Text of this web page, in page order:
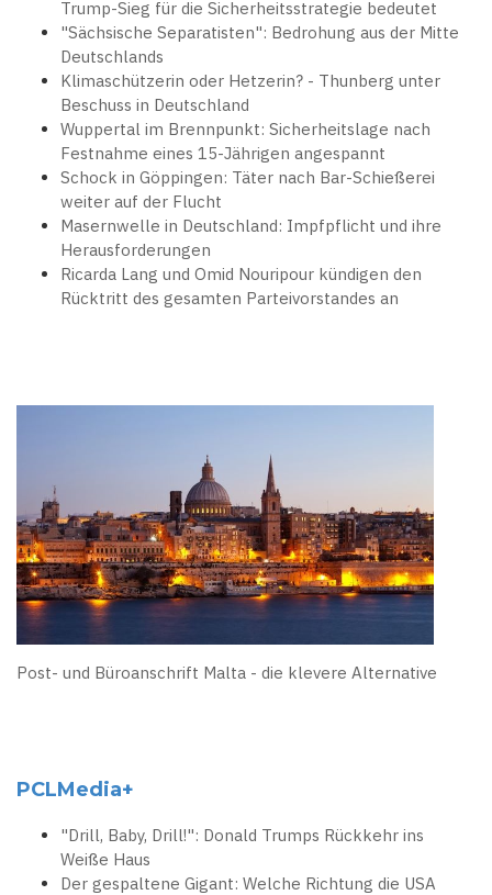
Trump-Sieg für die Sicherheitsstrategie bedeutet
"Sächsische Separatisten": Bedrohung aus der Mitte
Deutschlands
Klimaschützerin oder Hetzerin? - Thunberg unter
Beschuss in Deutschland
Wuppertal im Brennpunkt: Sicherheitslage nach
Festnahme eines 15-Jährigen angespannt
Schock in Göppingen: Täter nach Bar-Schießerei
weiter auf der Flucht
Masernwelle in Deutschland: Impfpflicht und ihre
Herausforderungen
Ricarda Lang und Omid Nouripour kündigen den
Rücktritt des gesamten Parteivorstandes an
Post- und Büroanschrift Malta - die klevere Alternative
PCLMedia+
"Drill, Baby, Drill!": Donald Trumps Rückkehr ins
Weiße Haus
Der gespaltene Gigant: Welche Richtung die USA